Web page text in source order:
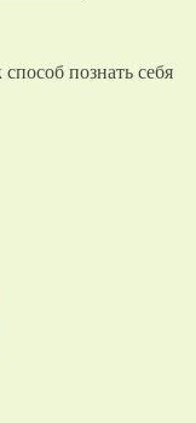
познать себя